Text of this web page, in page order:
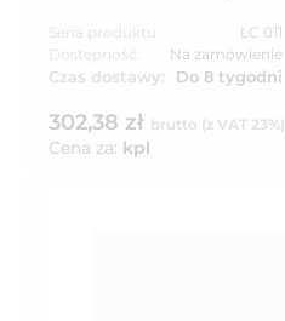
Seria produktu:
LC 011
Dostępność:
Na zamówienie
Czas dostawy: Do 8 tygodni
302,38 zł brutto (z VAT 23%)
Cena za: kpl